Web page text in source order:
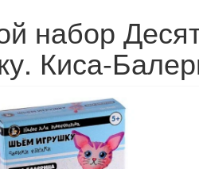
набор
Киса-